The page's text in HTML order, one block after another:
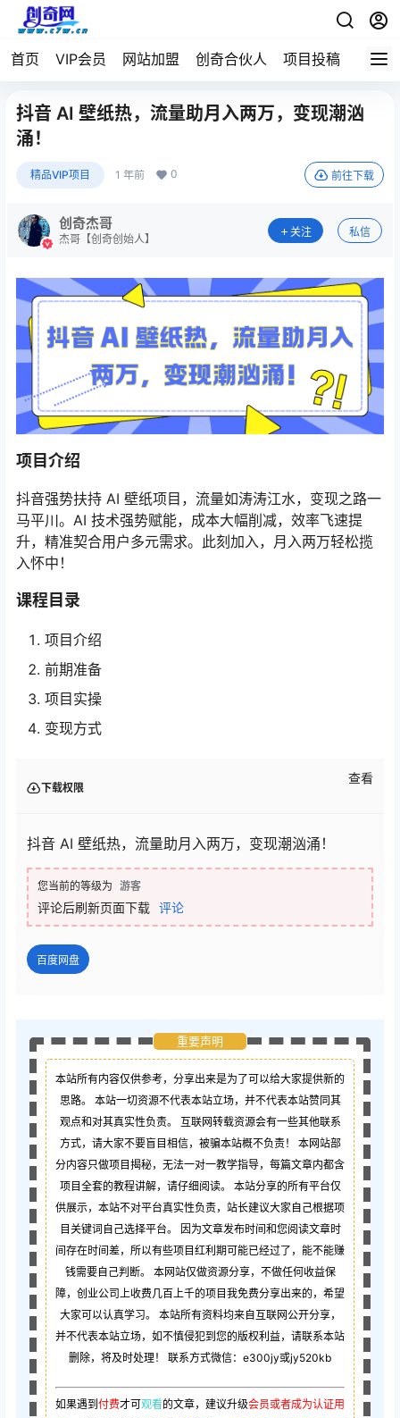
首页 VIP会员 网站加盟 创奇合伙人 项目投稿
抖音 AI 壁纸热，流量助月入两万，变现潮汹
涌！
精品VIP项目 1 年前 0 前往下载
创奇杰哥
杰哥【创奇创始人】
关注 私信
项目介绍
抖音强势扶持 AI 壁纸项目，流量如涛涛江水，变现之路一
马平川。AI 技术强势赋能，成本大幅削减，效率飞速提
升，精准契合用户多元需求。此刻加入，月入两万轻松揽
入怀中！
课程目录
项目介绍
前期准备
项目实操
变现方式
下载权限
查看
抖音 AI 壁纸热，流量助月入两万，变现潮汹涌！
您当前的等级为 游客
评论后刷新页面下载 评论
百度网盘
重要声明
本站所有内容仅供参考，分享出来是为了可以给大家提供新的
思路。 本站一切资源不代表本站立场，并不代表本站赞同其
观点和对其真实性负责。 互联网转载资源会有一些其他联系
方式，请大家不要盲目相信，被骗本站概不负责！ 本网站部
分内容只做项目揭秘，无法一对一教学指导，每篇文章内都含
项目全套的教程讲解，请仔细阅读。 本站分享的所有平台仅
供展示，本站不对平台真实性负责，站长建议大家自己根据项
目关键词自己选择平台。 因为文章发布时间和您阅读文章时
间存在时间差，所以有些项目红利期可能已经过了，能不能赚
钱需要自己判断。 本网站仅做资源分享，不做任何收益保
障，创业公司上收费几百上千的项目我免费分享出来的，希望
大家可以认真学习。 本站所有资料均来自互联网公开分享，
并不代表本站立场，如不慎侵犯到您的版权利益，请联系本站
删除，将及时处理！ 联系方式微信：e300jy或jy520kb
如果遇到 付费才可观看的文章，建议升级会员或者成为认证用